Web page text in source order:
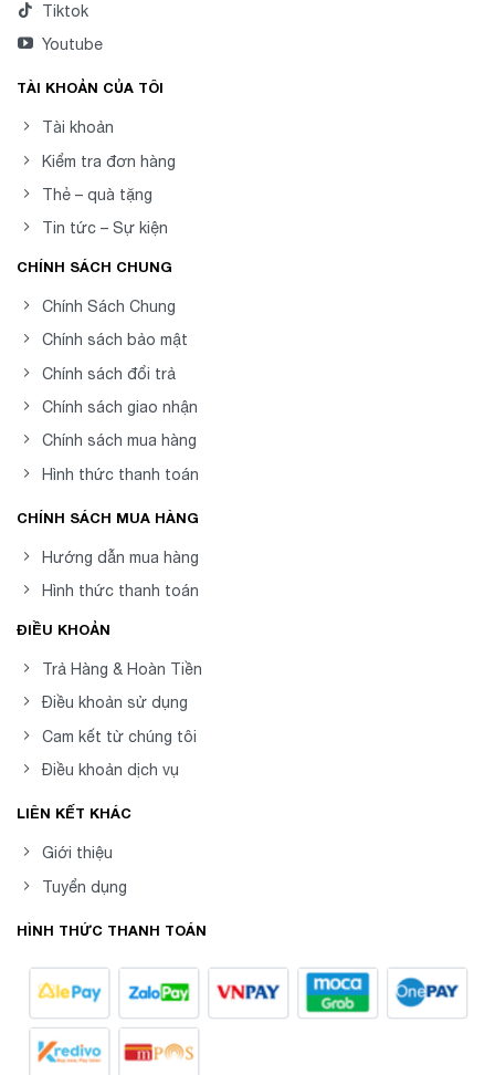
Tiktok
Youtube
TÀI KHOẢN CỦA TÔI
Tài khoản
Kiểm tra đơn hàng
Thẻ – quà tặng
Tin tức – Sự kiện
CHÍNH SÁCH CHUNG
Chính Sách Chung
Chính sách bảo mật
Chính sách đổi trả
Chính sách giao nhận
Chính sách mua hàng
Hình thức thanh toán
CHÍNH SÁCH MUA HÀNG
Hướng dẫn mua hàng
Hình thức thanh toán
ĐIỀU KHOẢN
Trả Hàng & Hoàn Tiền
Điều khoản sử dụng
Cam kết từ chúng tôi
Điều khoản dịch vụ
LIÊN KẾT KHÁC
Giới thiệu
Tuyển dụng
HÌNH THỨC THANH TOÁN